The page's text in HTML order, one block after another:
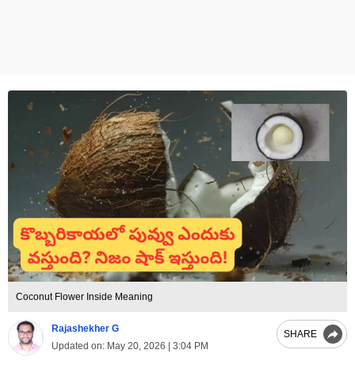
Coconut Flower Inside Meaning
Rajashekher G
Updated on: May 20, 2026 | 3:04 PM
SHARE